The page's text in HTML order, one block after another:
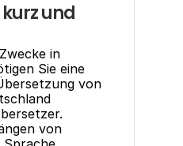
und
in
Sie eine
von
von